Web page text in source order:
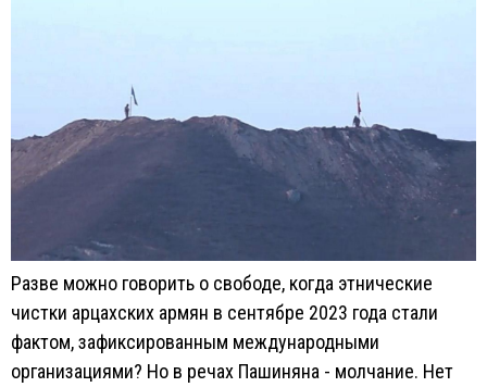
Разве можно говорить о свободе, когда этнические
чистки арцахских армян в сентябре 2023 года стали
фактом, зафиксированным международными
организациями? Но в речах Пашиняна - молчание. Нет